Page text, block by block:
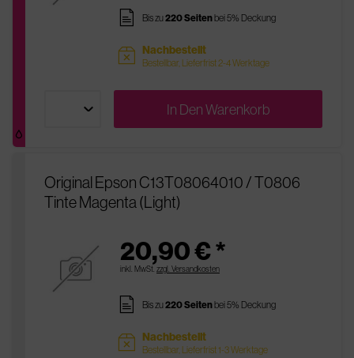
pages Bis zu220 Seitenbei 5% Deckung
sold Nachbestellt
Bestellbar, Lieferfrist 2-4 Werktage
In DenWarenkorb
Original Epson C13T08064010 / T0806
Tinte Magenta (Light)
20,90 € *
inkl. MwSt. zzgl. Versandkosten
pages Bis zu220 Seitenbei 5% Deckung
sold Nachbestellt
Bestellbar, Lieferfrist 1-3 Werktage